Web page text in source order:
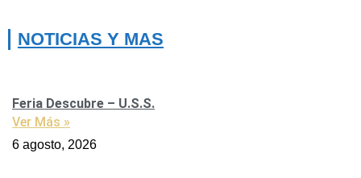
NOTICIAS Y MAS
Feria Descubre – U.S.S.
Ver Más »
6 agosto, 2026